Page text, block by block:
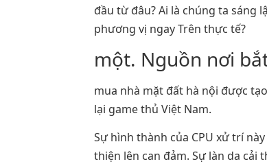
đầu từ đâu? Ai là chúng ta sáng
phương vị ngay Trên thực tế?
một. Nguồn nơi
mua nhà mặt đất hà nội được
lại game thủ Việt Nam.
Sự hình thành của CPU xử trí
thiện lên can đảm. Sự làn da